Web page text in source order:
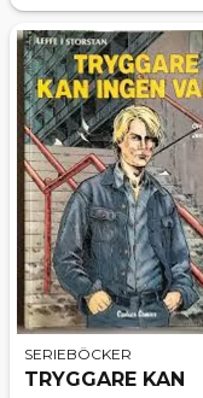
SERIEBÖCKER
TRYGGARE KAN